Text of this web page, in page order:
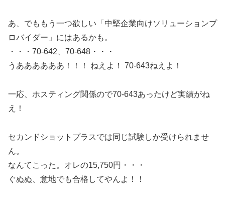
あ、でももう一つ欲しい「中堅企業向けソリューションプ
ロバイダー」にはあるかも。
・・・70-642、70-648・・・
うああああああ！！！ ねえよ！ 70-643ねえよ！
一応、ホスティング関係ので70-643あったけど実績がね
え！
セカンドショットプラスでは同じ試験しか受けられませ
ん。
なんてこった。オレの15,750円・・・
ぐぬぬ、意地でも合格してやんよ！！